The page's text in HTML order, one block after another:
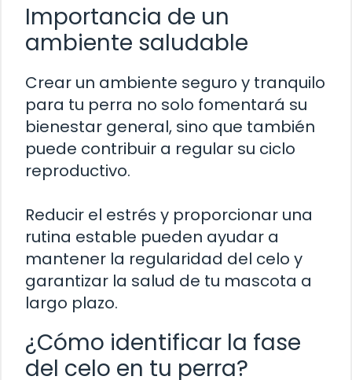
Importancia de un
ambiente saludable
Crear un ambiente seguro y tranquilo
para tu perra no solo fomentará su
bienestar general, sino que también
puede contribuir a regular su ciclo
reproductivo.
Reducir el estrés y proporcionar una
rutina estable pueden ayudar a
mantener la regularidad del celo y
garantizar la salud de tu mascota a
largo plazo.
¿Cómo identificar la fase
del celo en tu perra?